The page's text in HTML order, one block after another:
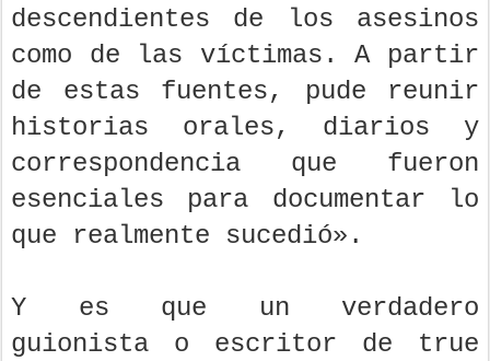
descendientes de los asesinos
como de las víctimas. A partir
de estas fuentes, pude reunir
historias orales, diarios y
correspondencia que fueron
esenciales para documentar lo
que realmente sucedió».
Y es que un verdadero
guionista o escritor de true